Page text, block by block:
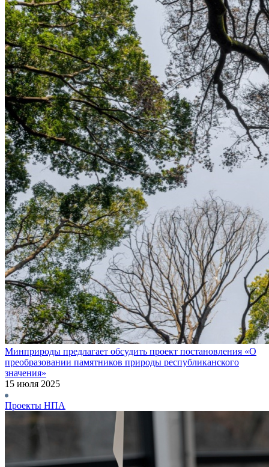
Минприроды предлагает обсудить проект постановления «О
преобразовании памятников природы республиканского
значения»
15 июля 2025
Проекты НПА